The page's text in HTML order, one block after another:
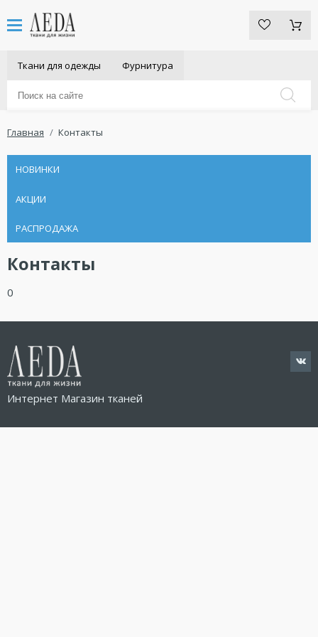
Ткани для одежды Фурнитура
Главная Контакты
НОВИНКИ
АКЦИИ
РАСПРОДАЖА
Контакты
0
Интернет Магазин тканей